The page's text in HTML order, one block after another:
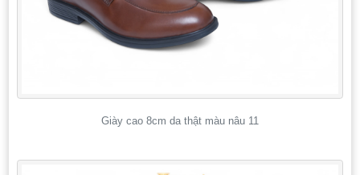
Giày cao 8cm da thật màu nâu 11